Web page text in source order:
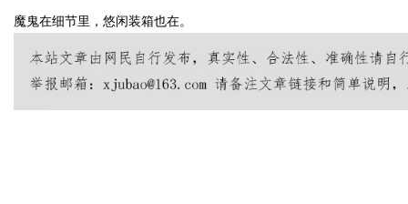
魔鬼在细节里，悠闲装箱也在。